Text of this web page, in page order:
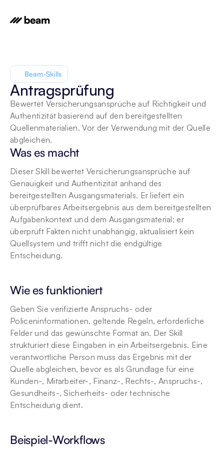
Beam-Skills
Antragsprüfung
Bewertet Versicherungsansprüche auf Richtigkeit und
Authentizität basierend auf den bereitgestellten
Quellenmaterialien. Vor der Verwendung mit der Quelle
abgleichen.
Was es macht
Dieser Skill bewertet Versicherungsansprüche auf
Genauigkeit und Authentizität anhand des
bereitgestellten Ausgangsmaterials. Er liefert ein
überprüfbares Arbeitsergebnis aus dem bereitgestellten
Aufgabenkontext und dem Ausgangsmaterial; er
überprüft Fakten nicht unabhängig, aktualisiert kein
Quellsystem und trifft nicht die endgültige
Entscheidung.
Wie es funktioniert
Geben Sie verifizierte Anspruchs- oder
Policeninformationen, geltende Regeln, erforderliche
Felder und das gewünschte Format an. Der Skill
strukturiert diese Eingaben in ein Arbeitsergebnis. Eine
verantwortliche Person muss das Ergebnis mit der
Quelle abgleichen, bevor es als Grundlage für eine
Kunden-, Mitarbeiter-, Finanz-, Rechts-, Anspruchs-,
Gesundheits-, Sicherheits- oder technische
Entscheidung dient.
Beispiel-Workflows